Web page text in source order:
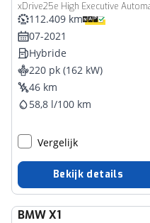
112.409 km
07-2021
Hybride
220 pk (162 kW)
46 km
58,8 l/100 km
Vergelijk
Bekijk details
BMWX1